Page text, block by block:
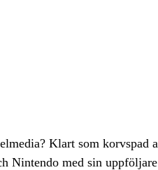
Klart som korvspad
Nintendo med sin